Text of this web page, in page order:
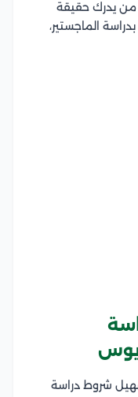
من يدرك حقيقة
الماجستير،
شروط دراسة